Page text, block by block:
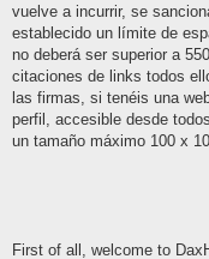
vuelve a incurrir, se
establecido un límite de
no deberá ser superior a
citaciones de links todos
las firmas, si tenéis una
perfil, accesible desde
un tamaño máximo 100 x
First of all, welcome to